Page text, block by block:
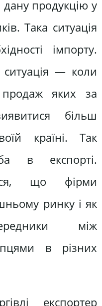
продукцію у
Така ситуація
імпорту.
— коли
яких за
більш
країні. Так
в експорті.
що фірми
ринку і як
між
в різних
експортер